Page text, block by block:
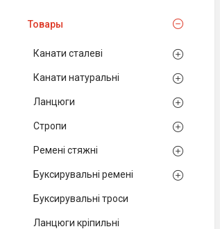
Товары
Канати сталеві
Канати натуральні
Ланцюги
Стропи
Ремені стяжні
Буксирувальні ремені
Буксирувальні троси
Ланцюги кріпильні